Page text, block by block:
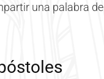
una palabra de